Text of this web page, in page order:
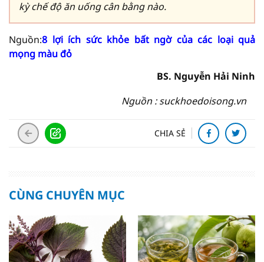
kỳ chế độ ăn uống cân bằng nào.
Nguồn:8 lợi ích sức khỏe bất ngờ của các loại quả
mọng màu đỏ
BS. Nguyễn Hải Ninh
Nguồn : suckhoedoisong.vn
CHIA SẺ
CÙNG CHUYÊN MỤC